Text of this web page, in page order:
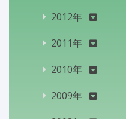
2012年
2011年
2010年
2009年